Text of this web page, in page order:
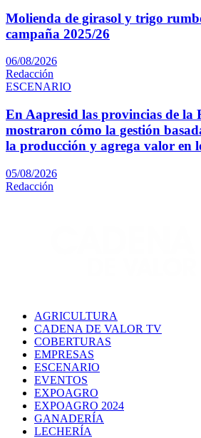
Molienda de girasol y trigo
campaña 2025/26
06/08/2026
Redacción
ESCENARIO
En Aapresid las provincias de la
mostraron cómo la gestión
la producción y agrega valor en
05/08/2026
Redacción
AGRICULTURA
CADENA DE VALOR TV
COBERTURAS
EMPRESAS
ESCENARIO
EVENTOS
EXPOAGRO
EXPOAGRO 2024
GANADERÍA
LECHERÍA